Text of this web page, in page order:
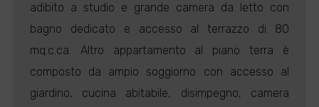
adibito a studio e grande camera da letto con
bagno dedicato e accesso al terrazzo di 80
mq.c.ca. Altro appartamento al piano terra è
composto da ampio soggiorno con accesso al
giardino, cucina abitabile, disimpegno, camera